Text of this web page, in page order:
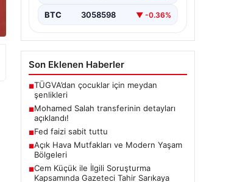
BTC 3058598 ▼ -0.36%
Son Eklenen Haberler
■TÜGVA’dan çocuklar için meydan
şenlikleri
■Mohamed Salah transferinin detayları
açıklandı!
■Fed faizi sabit tuttu
■Açık Hava Mutfakları ve Modern Yaşam
Bölgeleri
■Cem Küçük ile İlgili Soruşturma
Kapsamında Gazeteci Tahir Sarıkaya